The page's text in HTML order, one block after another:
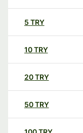
5 TRY
10TRY
20TRY
50TRY